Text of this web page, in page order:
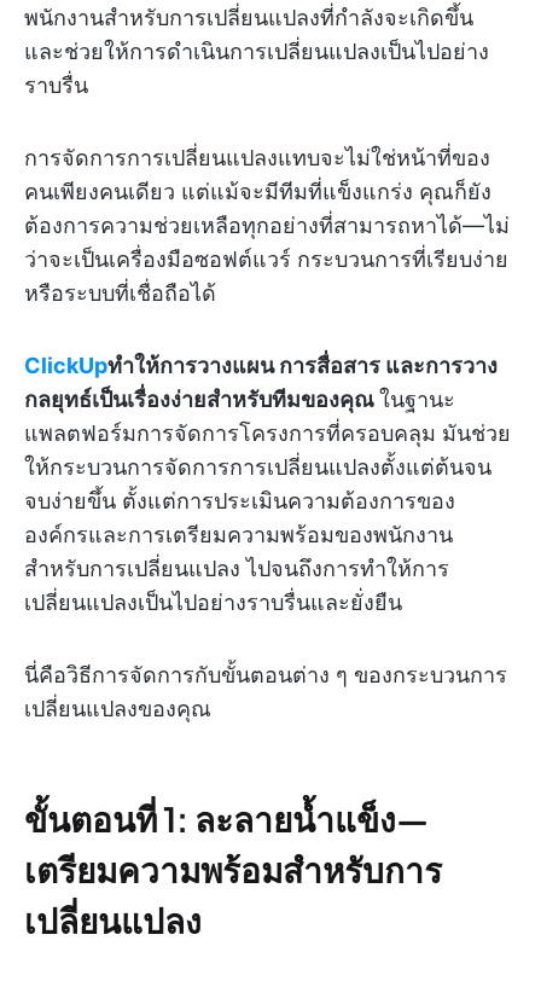
พนักงานสำหรับการเปลี่ยนแปลงที่กำลังจะเกิดขึ้น
และช่วยให้การดำเนินการเปลี่ยนแปลงเป็นไปอย่าง
ราบรื่น
การจัดการการเปลี่ยนแปลงแทบจะไม่ใช่หน้าที่ของ
คนเพียงคนเดียว แต่แม้จะมีทีมที่แข็งแกร่ง คุณก็ยัง
ต้องการความช่วยเหลือทุกอย่างที่สามารถหาได้—ไม่
ว่าจะเป็นเครื่องมือซอฟต์แวร์ กระบวนการที่เรียบง่าย
หรือระบบที่เชื่อถือได้
ClickUpทำให้การวางแผน การสื่อสาร และการวาง
กลยุทธ์เป็นเรื่องง่ายสำหรับทีมของคุณในฐานะ
แพลตฟอร์มการจัดการโครงการที่ครอบคลุม มันช่วย
ให้กระบวนการจัดการการเปลี่ยนแปลงตั้งแต่ต้นจน
จบง่ายขึ้น ตั้งแต่การประเมินความต้องการของ
องค์กรและการเตรียมความพร้อมของพนักงาน
สำหรับการเปลี่ยนแปลง ไปจนถึงการทำให้การ
เปลี่ยนแปลงเป็นไปอย่างราบรื่นและยั่งยืน
นี่คือวิธีการจัดการกับขั้นตอนต่าง ๆ ของกระบวนการ
เปลี่ยนแปลงของคุณ
ขั้นตอนที่ 1: ละลายน้ำแข็ง—
เตรียมความพร้อมสำหรับการ
เปลี่ยนแปลง